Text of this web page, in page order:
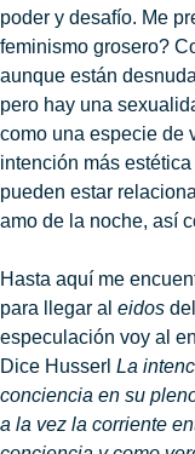
poder y desafío. Me
feminismo grosero?
aunque están
pero hay una
como una especie de
intención más
pueden estar
amo de la noche, así
Hasta aquí me
para llegar al eidos
especulación voy al
Dice Husserl La
conciencia en su
a la vez la corriente